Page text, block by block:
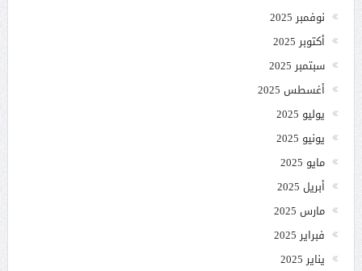
نوفمبر 2025
أكتوبر 2025
سبتمبر 2025
أغسطس 2025
يوليو 2025
يونيو 2025
مايو 2025
أبريل 2025
مارس 2025
فبراير 2025
يناير 2025